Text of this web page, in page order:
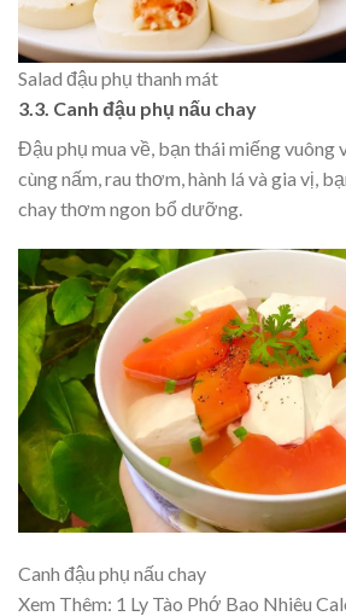
Salad đậu phụ thanh mát
3.3. Canh đậu phụ nấu chay
Đậu phụ mua về, bạn thái miếng vuông
cùng nấm, rau thơm, hành lá và gia vị,
chay thơm ngon bổ dưỡng.
Canh đậu phụ nấu chay
Xem Thêm: 1 Ly Tào Phớ Bao Nhiêu